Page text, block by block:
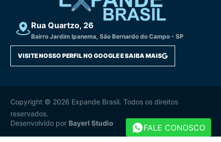
Rua Quartzo, 26
Bairro Jardim Ipanema, São Bernardo do Campo - SP
VISITE NOSSO PERFIL NO GOOGLE E SAIBA MAIS
Copyright © 2026 Expande Brasil. Todos os direitos
reservados.
Desenvolvido por Bayerl Studio FALE CONOSCO